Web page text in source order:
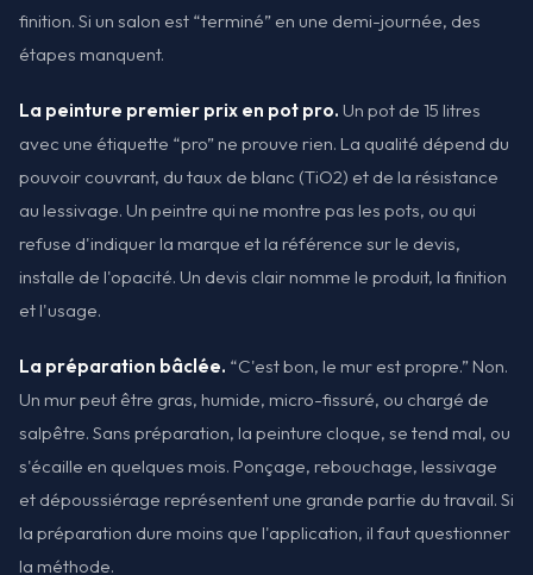
finition. Si un salon est “terminé” en une demi-journée, des
étapes manquent.
La peinture premier prix en pot pro. Un pot de 15 litres
avec une étiquette “pro” ne prouve rien. La qualité dépend du
pouvoir couvrant, du taux de blanc (TiO2) et de la résistance
au lessivage. Un peintre qui ne montre pas les pots, ou qui
refuse d'indiquer la marque et la référence sur le devis,
installe de l'opacité. Un devis clair nomme le produit, la finition
et l'usage.
La préparation bâclée. “C'est bon, le mur est propre.” Non.
Un mur peut être gras, humide, micro-fissuré, ou chargé de
salpêtre. Sans préparation, la peinture cloque, se tend mal, ou
s'écaille en quelques mois. Ponçage, rebouchage, lessivage
et dépoussiérage représentent une grande partie du travail. Si
la préparation dure moins que l'application, il faut questionner
la méthode.